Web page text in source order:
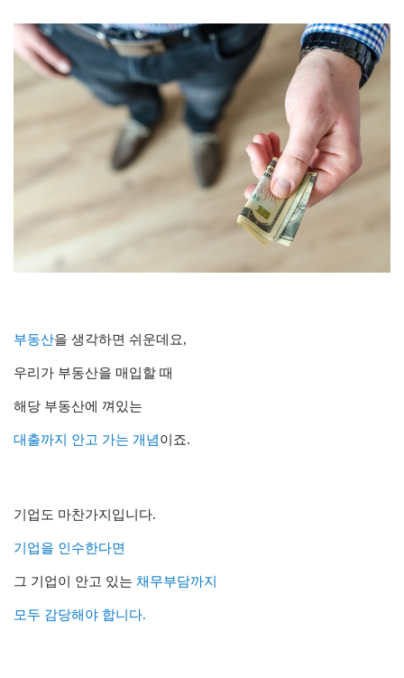
부동산을 생각하면 쉬운데요,
우리가 부동산을 매입할 때
해당 부동산에 껴있는
대출까지 안고 가는 개념이죠.
기업도 마찬가지입니다.
기업을 인수한다면
그 기업이 안고 있는 채무부담까지
모두 감당해야 합니다.